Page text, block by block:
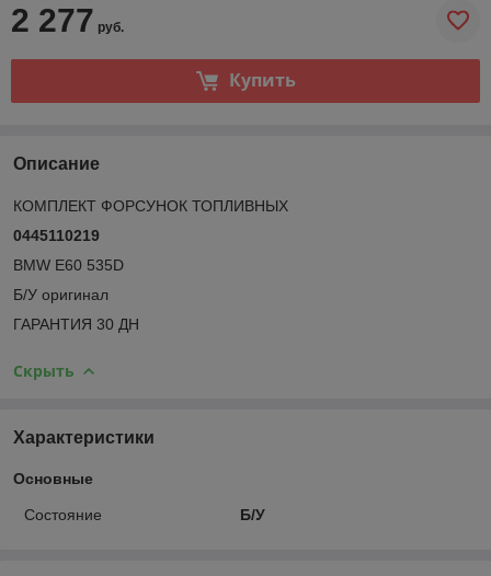
2 277 руб.
Купить
Описание
КОМПЛЕКТ ФОРСУНОК ТОПЛИВНЫХ
0445110219
BMW E60 535D
Б/У оригинал
ГАРАНТИЯ 30 ДН
Скрыть
Характеристики
Основные
Состояние Б/У